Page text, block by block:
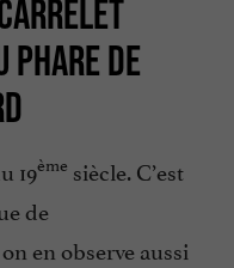
PHARE DE
19ème siècle. C’est
de
en observe aussi